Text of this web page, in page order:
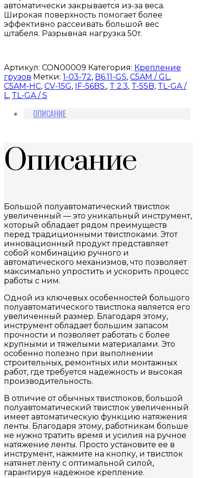
автоматически закрывается из-за веса.
Широкая поверхность помогает более
эффективно рассеивать большой вес
штабеля. Разрывная нагрузка 50т.
Артикул: CON00009 Категория: Крепление
грузов Метки: 1-03-72, B6.11-GS, C5AM / GL,
C5AM-HC, CV-15G, IF-56BS., T 2.3, T-5SB, TL-GA /
L, TL-GA / S
ОПИСАНИЕ
Описание
Большой полуавтоматический твистлок
увеличенный — это уникальный инструмент,
который обладает рядом преимуществ
перед традиционными твистлоками. Этот
инновационный продукт представляет
собой комбинацию ручного и
автоматического механизмов, что позволяет
максимально упростить и ускорить процесс
работы с ним.
Одной из ключевых особенностей большого
полуавтоматического твистлока является его
увеличенный размер. Благодаря этому,
инструмент обладает большим запасом
прочности и позволяет работать с более
крупными и тяжелыми материалами. Это
особенно полезно при выполнении
строительных, ремонтных или монтажных
работ, где требуется надежность и высокая
производительность.
В отличие от обычных твистлоков, большой
полуавтоматический твистлок увеличенный
имеет автоматическую функцию натяжения
ленты. Благодаря этому, работникам больше
не нужно тратить время и усилия на ручное
натяжение ленты. Просто установите ее в
инструмент, нажмите на кнопку, и твистлок
натянет ленту с оптимальной силой,
гарантируя надежное крепление.